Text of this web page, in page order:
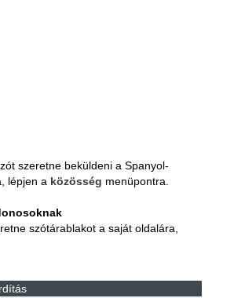
szeretne beküldeni a Spanyol-
lépjen a közösség menüpontra.
szótárablakot a saját oldalára,